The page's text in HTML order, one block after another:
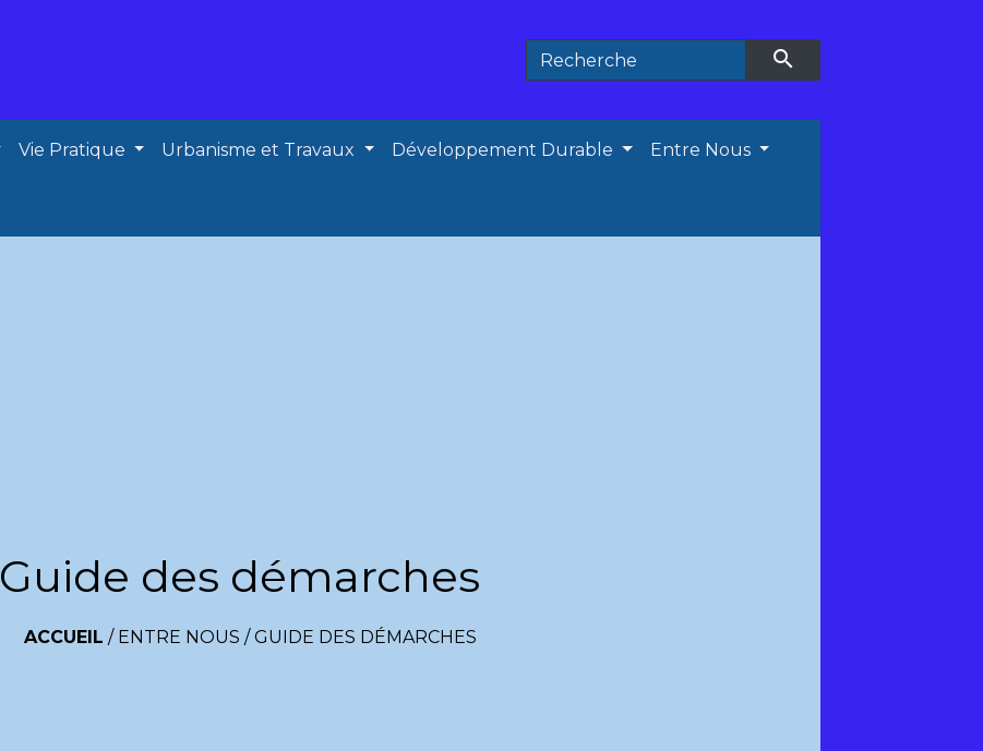
search
Vie Pratique Urbanisme et Travaux Développement Durable Entre Nous
Guide des démarches
ACCUEIL / ENTRE NOUS /GUIDE DES DÉMARCHES